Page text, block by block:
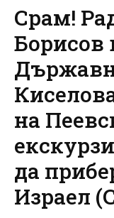
Срам!
Борисов
на
да
Израел